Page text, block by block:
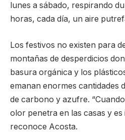
lunes a sábado, respirando
horas, cada día, un aire
Los festivos no existen para
montañas de desperdicios
basura orgánica y los
emanan enormes cantidades
de carbono y azufre.
olor penetra en las casas y es
reconoce Acosta.